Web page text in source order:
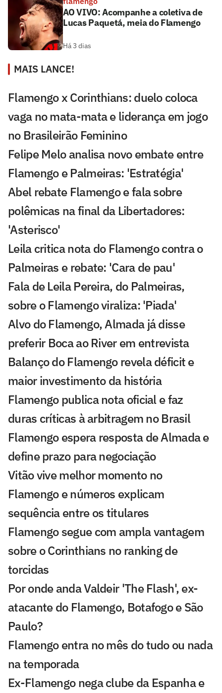
AO VIVO: Acompanhe a coletiva de
Lucas Paquetá, meia do Flamengo
Há 3 dias
MAIS LANCE!
Flamengo x Corinthians: duelo coloca
vaga no mata-mata e liderança em jogo
no Brasileirão Feminino
Felipe Melo analisa novo embate entre
Flamengo e Palmeiras: 'Estratégia'
Abel rebate Flamengo e fala sobre
polêmicas na final da Libertadores:
'Asterisco'
Leila critica nota do Flamengo contra o
Palmeiras e rebate: 'Cara de pau'
Fala de Leila Pereira, do Palmeiras,
sobre o Flamengo viraliza: 'Piada'
Alvo do Flamengo, Almada já disse
preferir Boca ao River em entrevista
Balanço do Flamengo revela déficit e
maior investimento da história
Flamengo publica nota oficial e faz
duras críticas à arbitragem no Brasil
Flamengo espera resposta de Almada e
define prazo para negociação
Vitão vive melhor momento no
Flamengo e números explicam
sequência entre os titulares
Flamengo segue com ampla vantagem
sobre o Corinthians no ranking de
torcidas
Por onde anda Valdeir 'The Flash', ex-
atacante do Flamengo, Botafogo e São
Paulo?
Flamengo entra no mês do tudo ou nada
na temporada
Ex-Flamengo nega clube da Espanha e